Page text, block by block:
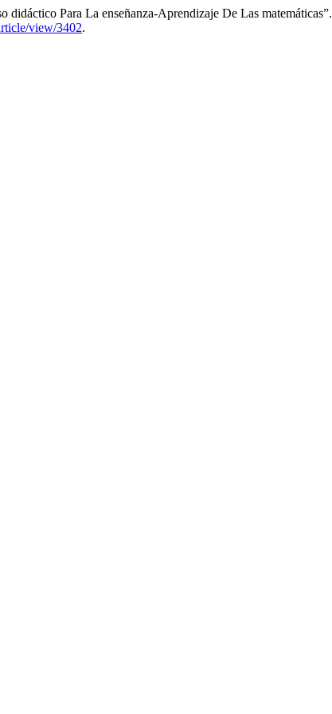
didáctico Para La enseñanza-Aprendizaje De Las matemáticas”.
view/3402.